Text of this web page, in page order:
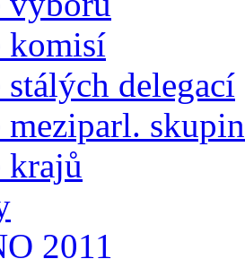
komisí
stálých delegací
meziparl. skupin
krajů
2011